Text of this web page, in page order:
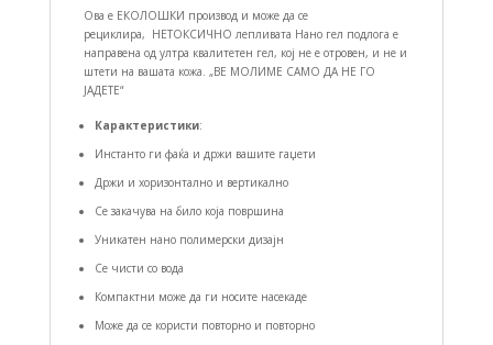
Ова е ЕКОЛОШКИ производ и може да се
рециклира, НЕТОКСИЧНО лепливата Нано гел подлога е
направена од ултра квалитетен гел, кој не е отровен, и не и
штети на вашата кожа. „ВЕ МОЛИМЕ САМО ДА НЕ ГО
ЈАДЕТЕ“
Карактеристики:
Инстанто ги фаќа и држи вашите гаџети
Држи и хоризонтално и вертикално
Се закачува на било која површина
Уникатен нано полимерски дизајн
Се чисти со вода
Компактни може да ги носите насекаде
Може да се користи повторно и повторно